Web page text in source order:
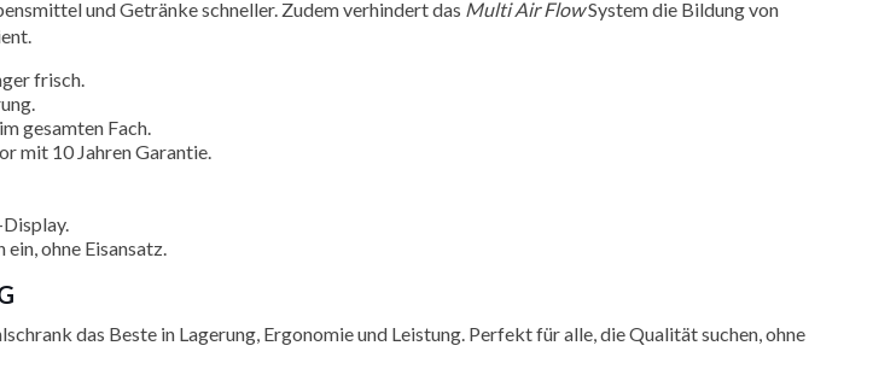
und Getränke schneller. Zudem verhindert das Multi Air FlowSystem die Bildung von
frisch.
gesamten Fach.
mit 10 Jahren Garantie.
ohne Eisansatz.
das Beste in Lagerung, Ergonomie und Leistung. Perfekt für alle, die Qualität suchen, ohne